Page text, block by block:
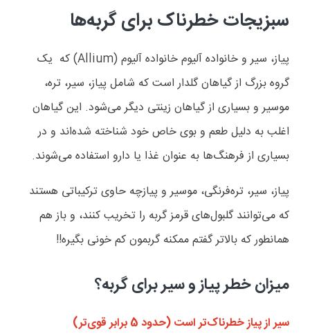
سبزیجات خطرناک برای گربه‌ها
پیاز، سیر و خانواده آلیوم
خانواده آلیوم (Allium) که یک
گروه بزرگ از گیاهان گلدار است که شامل پیاز، سیر، تره،
موسیر و بسیاری از گیاهان زینتی دیگر می‌شود. این گیاهان
اغلب به دلیل طعم و بوی خاص خود شناخته شده‌اند و در
بسیاری از فرهنگ‌ها به عنوان غذا یا دارو استفاده می‌شوند.
پیاز، سیر، تره‌فرنگی، موسیر و پیازچه حاوی ترکیباتی هستند
که می‌توانند گلبول‌های قرمز گربه را تخریب کنند، و باز هم
همانطور که بالاتر گفتم ممکنه گربمون کم خونی بگیره!!
میزان خطر پیاز و سیر برای گربه؟
سیر از پیاز خطرناک‌تر است (حدود 5 برابر قوی‌تر)